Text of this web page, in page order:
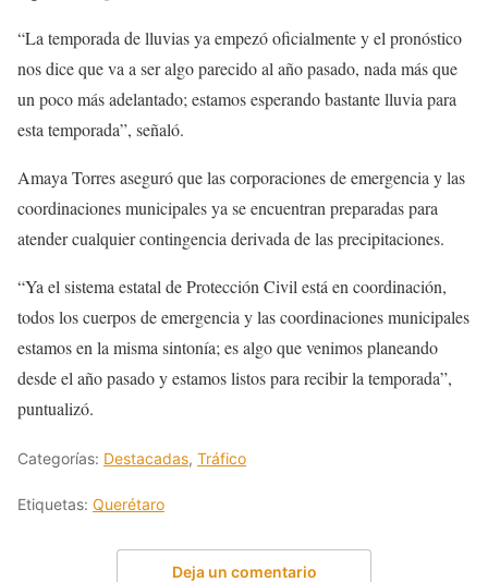
“La temporada de lluvias ya empezó oficialmente y el pronóstico
nos dice que va a ser algo parecido al año pasado, nada más que
un poco más adelantado; estamos esperando bastante lluvia para
esta temporada”, señaló.
Amaya Torres aseguró que las corporaciones de emergencia y las
coordinaciones municipales ya se encuentran preparadas para
atender cualquier contingencia derivada de las precipitaciones.
“Ya el sistema estatal de Protección Civil está en coordinación,
todos los cuerpos de emergencia y las coordinaciones municipales
estamos en la misma sintonía; es algo que venimos planeando
desde el año pasado y estamos listos para recibir la temporada”,
puntualizó.
Categorías: Destacadas, Tráfico
Etiquetas: Querétaro
Deja un comentario